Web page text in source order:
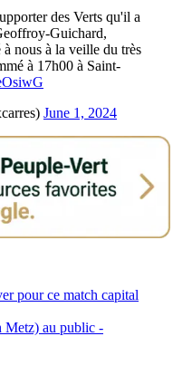
des Verts qu'il a
Guichard,
nous à la veille du très
à 17h00 à Saint-
June 1, 2024
pour ce match capital
Metz) au public -